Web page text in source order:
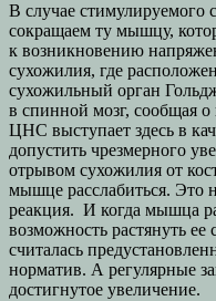
В случае стимулируемого
сокращаем ту мышцу,
к возникновению
сухожилия, где
сухожильный орган
в спинной мозг, сообщая
ЦНС выступает здесь в
допустить чрезмерного
отрывом сухожилия от
мышце расслабиться. Это
реакция. И когда мышца
возможность растянуть ее
считалась
норматив. А регулярные
достигнутое увеличение.